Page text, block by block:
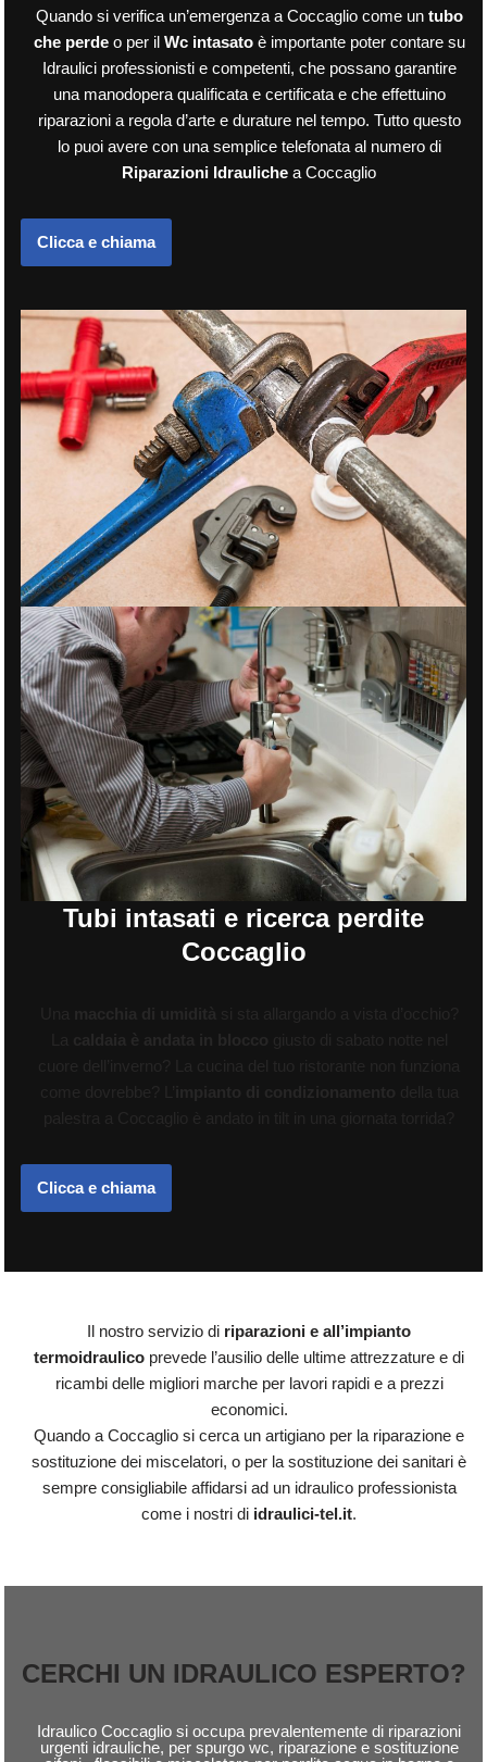
Quando si verifica un’emergenza a Coccaglio come un tubo
che perdeo per il Wc intasatoè importante poter contare su
Idraulici professionisti e competenti, che possano garantire
una manodopera qualificata e certificata e che effettuino
riparazioni a regola d’arte e durature nel tempo. Tutto questo
lo puoi avere con una semplice telefonata al numero di
Riparazioni Idrauliche a Coccaglio
Clicca e chiama
Tubi intasati e ricerca perdite
Coccaglio
Clicca e chiama
Il nostro servizio di riparazioni e all’impianto
termoidraulico prevede l’ausilio delle ultime attrezzature e di
ricambi delle migliori marche per lavori rapidi e a prezzi
economici.
Quando a Coccaglio si cerca un artigiano per la riparazione e
sostituzione dei miscelatori, o per la sostituzione dei sanitari è
sempre consigliabile affidarsi ad un idraulico professionista
come i nostri di idraulici-tel.it.
CERCHI UN IDRAULICO ESPERTO?
Idraulico Coccaglio si occupa prevalentemente di riparazioni
urgenti idrauliche, per spurgo wc, riparazione e sostituzione